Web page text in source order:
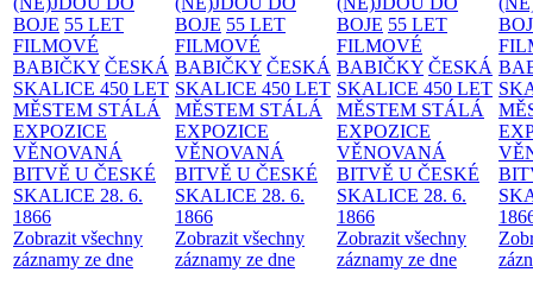
BOJE 55 LET
FILMOVÉ
BABIČKY ČESKÁ
SKALICE 450 LET
MĚSTEM STÁLÁ
EXPOZICE
VĚNOVANÁ
BITVĚ U ČESKÉ
SKALICE 28. 6.
1866
Zobrazit všechny
záznamy ze dne
BOJE 55 LET
FILMOVÉ
BABIČKY ČESKÁ
SKALICE 450 LET
MĚSTEM STÁLÁ
EXPOZICE
VĚNOVANÁ
BITVĚ U ČESKÉ
SKALICE 28. 6.
1866
Zobrazit všechny
záznamy ze dne
BOJE 55 LET
FILMOVÉ
BABIČKY ČESKÁ
SKALICE 450 LET
MĚSTEM STÁLÁ
EXPOZICE
VĚNOVANÁ
BITVĚ U ČESKÉ
SKALICE 28. 6.
1866
Zobrazit všechny
záznamy ze dne